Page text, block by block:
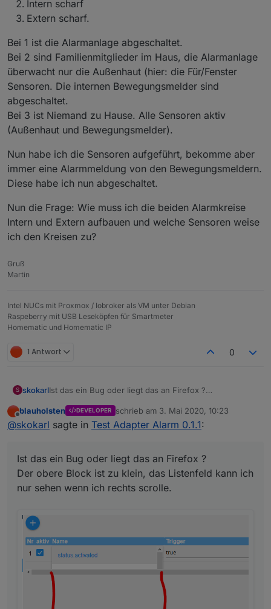
Intern scharf
Extern scharf.
Bei 1 ist die Alarmanlage abgeschaltet.
Bei 2 sind Familienmitglieder im Haus, die Alarmanlage
überwacht nur die Außenhaut (hier: die Für/Fenster
Sensoren. Die internen Bewegungsmelder sind
abgeschaltet.
Bei 3 ist Niemand zu Hause. Alle Sensoren aktiv
(Außenhaut und Bewegungsmelder).
Nun habe ich die Sensoren aufgeführt, bekomme aber
immer eine Alarmmeldung von den Bewegungsmeldern.
Diese habe ich nun abgeschaltet.
Nun die Frage: Wie muss ich die beiden Alarmkreise
Intern und Extern aufbauen und welche Sensoren weise
ich den Kreisen zu?
Gruß
Martin
Intel NUCs mit Proxmox / Iobroker als VM unter Debian
Raspeberry mit USB Leseköpfen für Smartmeter
Homematic und Homematic IP
1 Antwort 0
S skokarlIst das ein Bug oder liegt das an Firefox ?
nur sehen wenn ich rechts scrolle.
Offline
blauholsten DEVELOPER schrieb am 3. Mai 2020, 10:23
zuletzt editiert von
@skokarl sagte in Test Adapter Alarm 0.1.1:
Ist das ein Bug oder liegt das an Firefox ?
Der obere Block ist zu klein, das Listenfeld kann ich
nur sehen wenn ich rechts scrolle.